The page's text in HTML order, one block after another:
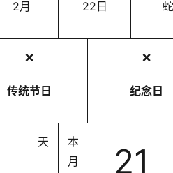
2月 22日 蛇
❌
传统节日
❌
纪念日
天
本
月
21